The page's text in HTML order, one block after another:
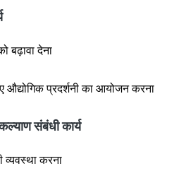
बढ़ावा देना
औद्योगिक प्रदर्शनी का आयोजन करना
संबंधी कार्य
व्यवस्था करना